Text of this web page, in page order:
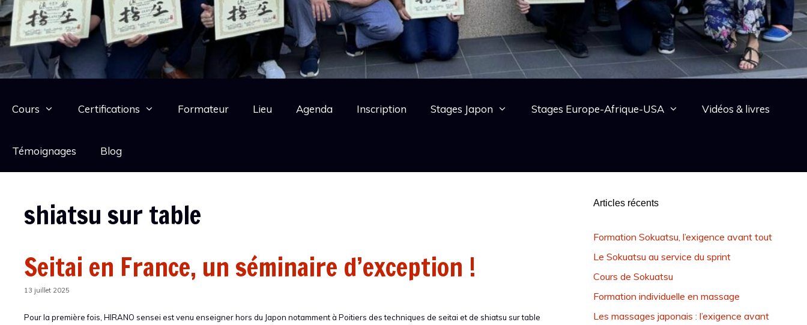
Cours Certifications Formateur Lieu Agenda Inscription Stages Japon Stages Europe-Afrique-USA Vidéos & livres
Témoignages Blog
shiatsu sur table
Seitai en France, un séminaire d’exception !
13 juillet 2025
Pour la première fois, HIRANO sensei est venu enseigner hors du Japon notamment à Poitiers des techniques de seitai et de shiatsu sur table
Articles récents
Formation Sokuatsu, l’exigence avant tout
Le Sokuatsu au service du sprint
Cours de Sokuatsu
Formation individuelle en massage
Les massages japonais : l’exigence avant